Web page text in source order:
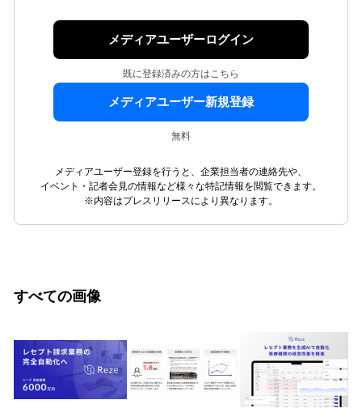
メディアユーザーログイン
既に登録済みの方はこちら
メディアユーザー新規登録
無料
メディアユーザー登録を行うと、企業担当者の連絡先や、
イベント・記者会見の情報など様々な特記情報を閲覧できます。
※内容はプレスリリースにより異なります。
すべての画像